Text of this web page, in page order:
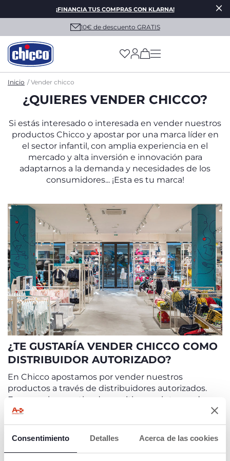
Consentimiento Detalles Acerca de las cookies
¡FINANCIA TUS COMPRAS CON KLARNA!
10€ de descuento GRATIS
(has more options
Inicio Vender chicco
¿QUIERES VENDER CHICCO?
Si estás interesado o interesada en vender nuestros
productos Chicco y apostar por una marca líder en
el sector infantil, con amplia experiencia en el
mercado y alta inversión e innovación para
adaptarnos a la demanda y necesidades de los
consumidores... ¡Esta es tu marca!
¿TE GUSTARÍA VENDER CHICCO COMO
DISTRIBUIDOR AUTORIZADO?
En Chicco apostamos por vender nuestros
productos a través de distribuidores autorizados.
Empresarios con tiendas multimarca interesados en
trabajar juntos. El equipo de marketing y ventas
prestará apoyo a tu equipo, tanto para la gestión en
tienda como para la gestión digital. Si estás
como distribuidor, completa el formato y pronto